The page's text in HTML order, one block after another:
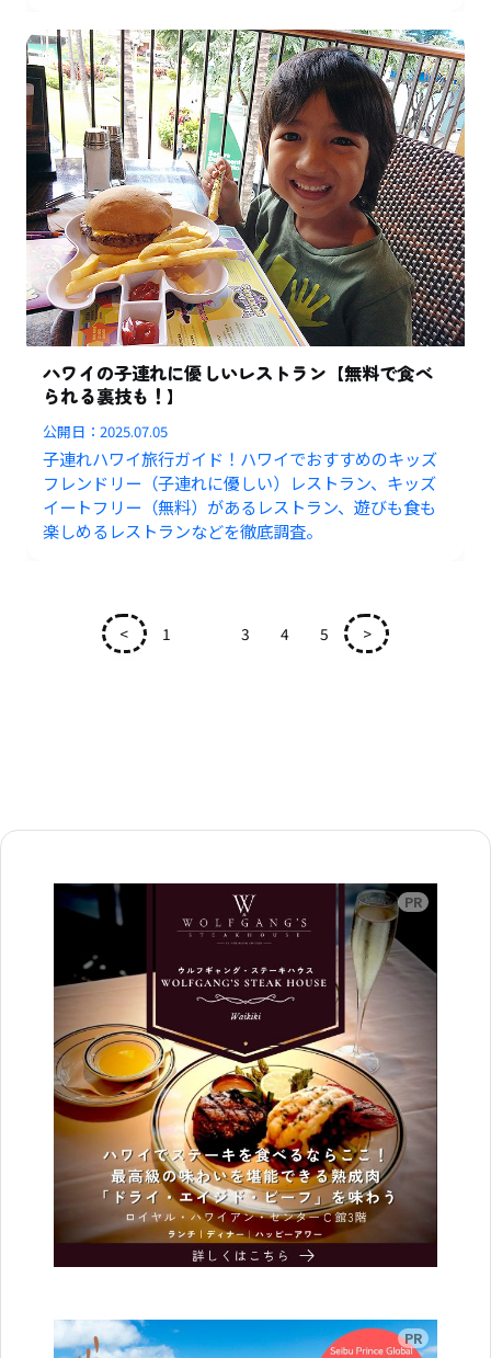
ハワイの子連れに優しいレストラン【無料で食べ
られる裏技も！】
公開日：2025.07.05
子連れハワイ旅行ガイド！ハワイでおすすめのキッズ
フレンドリー（子連れに優しい）レストラン、キッズ
イートフリー（無料）があるレストラン、遊びも食も
楽しめるレストランなどを徹底調査。
< 1 3 4 5 >
広告
広告